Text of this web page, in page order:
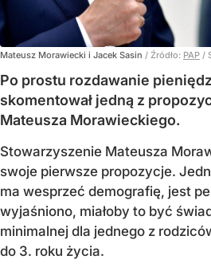
Mateusz Morawiecki i Jacek Sasin / Źródło: PAP /
Po prostu rozdawanie
skomentował jedną z
Mateusza Morawieckiego.
Stowarzyszenie Mateusza
swoje pierwsze propozycje.
ma wesprzeć demografię, jest
wyjaśniono, miałoby to być
minimalnej dla jednego z
do 3. roku życia.